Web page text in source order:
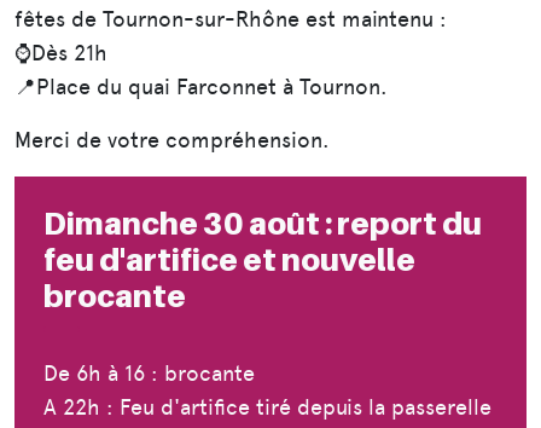
fêtes de Tournon-sur-Rhône est maintenu :
⌚Dès 21h
📍Place du quai Farconnet à Tournon.
Merci de votre compréhension.
Dimanche 30 août : report du
feu d'artifice et nouvelle
brocante
De 6h à 16 : brocante
A 22h : Feu d'artifice tiré depuis la passerelle